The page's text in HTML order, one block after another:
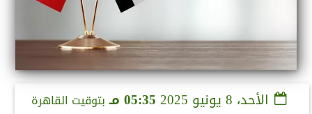
الأحد، 8 يونيو 2025 05:35 مـ بتوقيت القاهرة